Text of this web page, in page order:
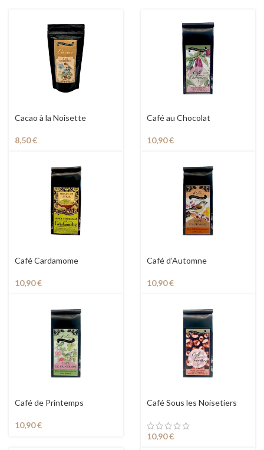
Cacao à la Noisette
8,50€
Café au Chocolat
10,90€
Café Cardamome
10,90€
Café d’Automne
10,90€
Café de Printemps
10,90€
Café Sous les Noisetiers
10,90€